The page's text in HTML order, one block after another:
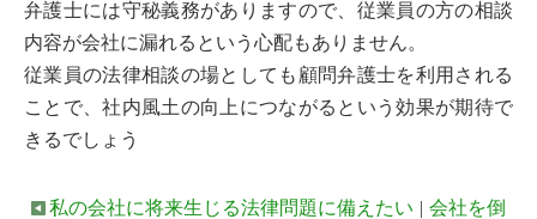
弁護士には守秘義務がありますので、従業員の方の相談
内容が会社に漏れるという心配もありません。
従業員の法律相談の場としても顧問弁護士を利用される
ことで、社内風土の向上につながるという効果が期待で
きるでしょう
私の会社に将来生じる法律問題に備えたい | 会社を倒